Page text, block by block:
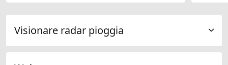
Visionare radar pioggia